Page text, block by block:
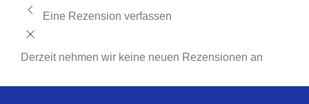
Eine Rezension verfassen
Derzeit nehmen wir keine neuen Rezensionen an